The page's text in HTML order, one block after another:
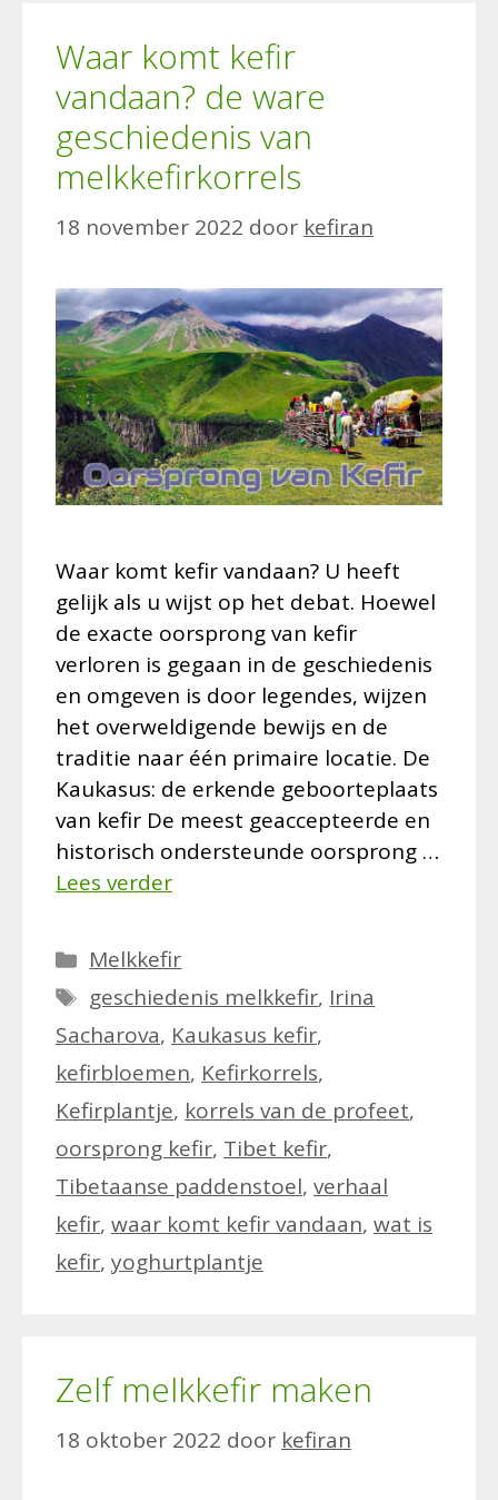
Waar komt kefir
vandaan? de ware
geschiedenis van
melkkefirkorrels
18 november 2022 door kefiran
Waar komt kefir vandaan? U heeft
gelijk als u wijst op het debat. Hoewel
de exacte oorsprong van kefir
verloren is gegaan in de geschiedenis
en omgeven is door legendes, wijzen
het overweldigende bewijs en de
traditie naar één primaire locatie. De
Kaukasus: de erkende geboorteplaats
van kefir De meest geaccepteerde en
historisch ondersteunde oorsprong …
Lees verder
Categorieën
Melkkefir
Tags
geschiedenis melkkefir, Irina
Sacharova, Kaukasus kefir,
kefirbloemen, Kefirkorrels,
Kefirplantje, korrels van de profeet,
oorsprong kefir, Tibet kefir,
Tibetaanse paddenstoel, verhaal
kefir, waar komt kefir vandaan, wat is
kefir, yoghurtplantje
Zelf melkkefir maken
18 oktober 2022 door kefiran